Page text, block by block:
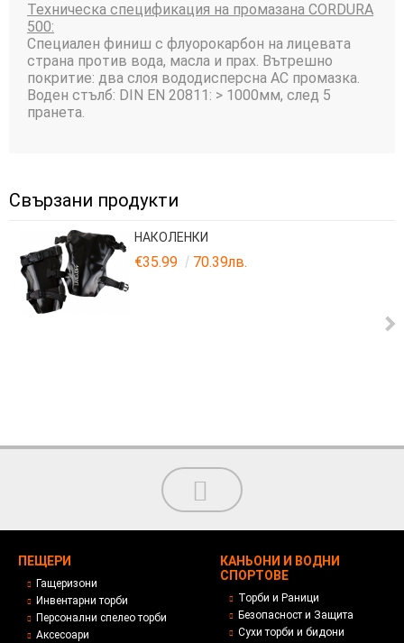
Техническа спецификация на промазана CORDURA
500:
Специален финиш с флуорокарбон на лицевата
страна против вода, масла и прах. Вътрешно
покритие: два слоя вододисперсна AC промазка.
Воден стълб: DIN EN 20811: > 1000мм, след 5
пранета.
Свързани продукти
НАКОЛЕНКИ
€35.99 70.39лв.
ПЕЩЕРИ
Гащеризони
Инвентарни торби
Персонални спелео торби
Аксесоари
КАНЬОНИ И ВОДНИ
СПОРТОВЕ
Торби и Раници
Безопасност и Защита
Сухи торби и бидони